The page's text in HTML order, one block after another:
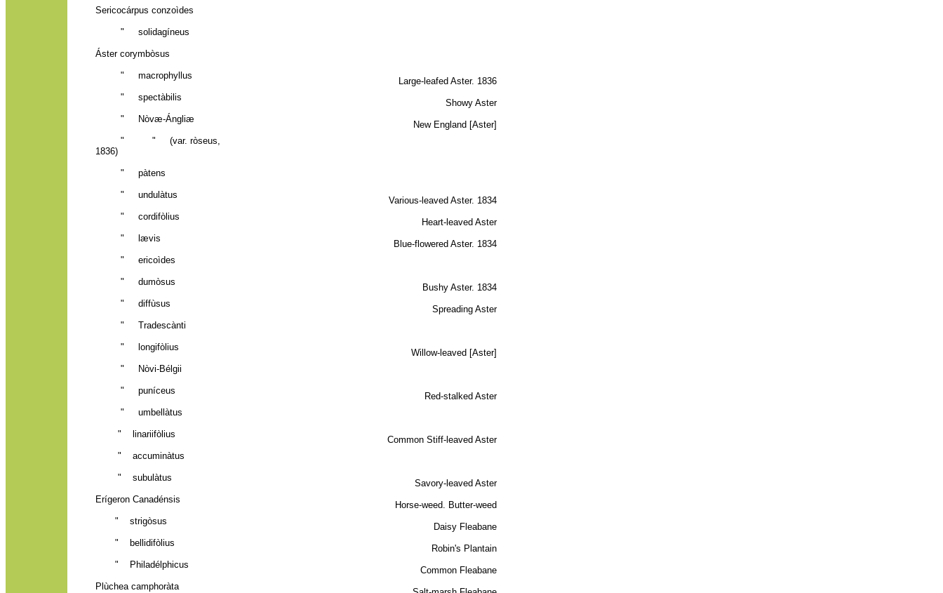
Sericocárpus conzoìdes
" solidagíneus
Áster corymbòsus
" macrophyllus
Large-leafed Aster. 1836
" spectàbilis
Showy Aster
" Nòvæ-Ángliæ
New England [Aster]
" " (var. ròseus,
1836)
" pàtens
" undulàtus
Various-leaved Aster. 1834
" cordifòlius
Heart-leaved Aster
" lævis
Blue-flowered Aster. 1834
" ericoìdes
" dumòsus
Bushy Aster. 1834
" diffùsus
Spreading Aster
" Tradescànti
" longifòlius
Willow-leaved [Aster]
" Nòvi-Bélgii
" puníceus
Red-stalked Aster
" umbellàtus
" linariifòlius
Common Stiff-leaved Aster
" accuminàtus
" subulàtus
Savory-leaved Aster
Erígeron Canadénsis
Horse-weed. Butter-weed
" strigòsus
Daisy Fleabane
" bellidifòlius
Robin's Plantain
" Philadélphicus
Common Fleabane
Plùchea camphoràta